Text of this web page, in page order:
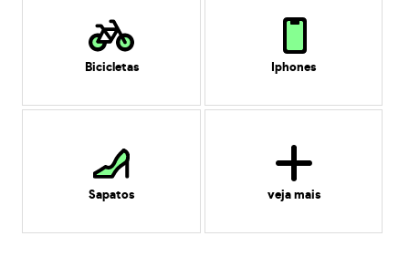
Bicicletas Iphones
Sapatos veja mais